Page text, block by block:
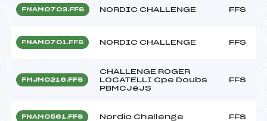
FNAM0703.FFS NORDIC CHALLENGE FFS
FNAM0701.FFS NORDIC CHALLENGE FFS
FMJM0216.FFS
CHALLENGE ROGER
LOCATELLI Cpe Doubs
PBMCJeJS
FFS
FNAM0561.FFS Nordic Challenge FFS